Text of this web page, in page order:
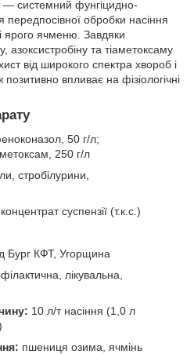
системний фунгіцидно-
передпосівної обробки насіння
ярого ячменю. Завдяки
та тіаметоксаму
від широкого спектра хвороб і
впливає на фізіологічні
50 г/л;
250 г/л
стробілурини,
суспензії (т.к.с.)
Бург КФТ, Угорщина
лікувальна,
10 л/т насіння (1,0 л
пшениця озима, ячмінь